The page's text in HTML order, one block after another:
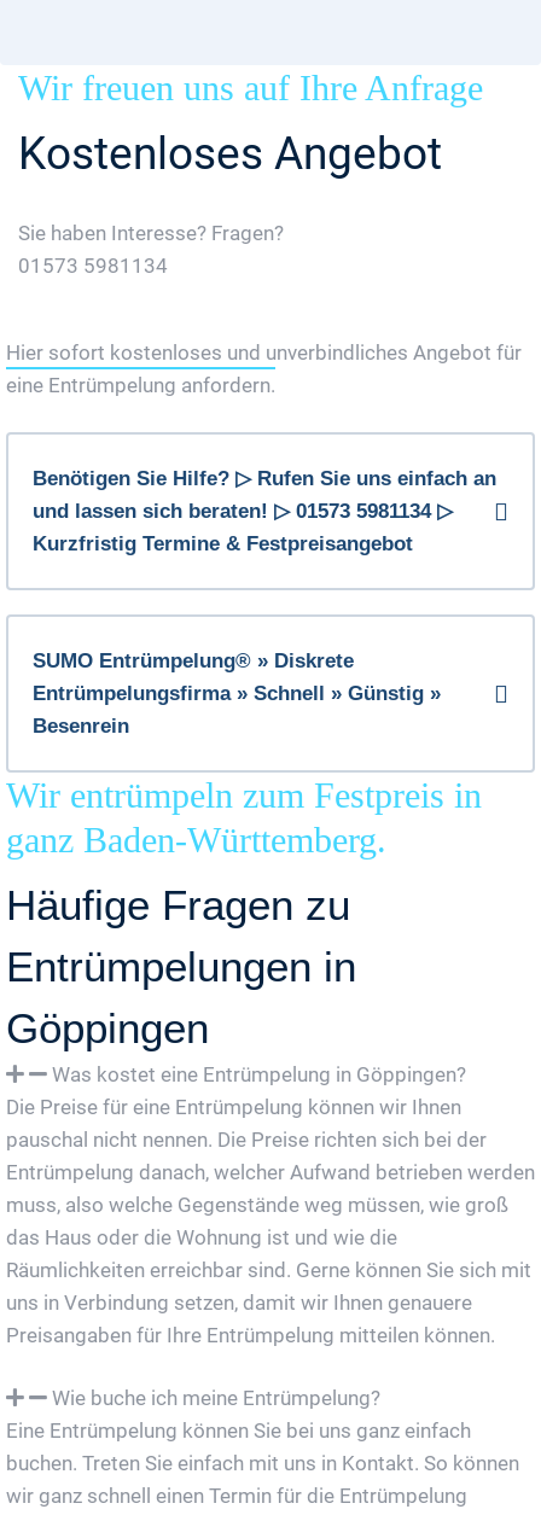
Wir freuen uns auf Ihre Anfrage
Kostenloses Angebot
Sie haben Interesse? Fragen?
01573 5981134
Hier sofort kostenloses und unverbindliches Angebot für
eine Entrümpelung anfordern.
Benötigen Sie Hilfe? ▷ Rufen Sie uns einfach an
und lassen sich beraten! ▷ 01573 5981134 ▷
Kurzfristig Termine & Festpreisangebot
SUMO Entrümpelung® » Diskrete
Entrümpelungsfirma » Schnell » Günstig »
Besenrein
Wir entrümpeln zum Festpreis in
ganz Baden-Württemberg.
Häufige Fragen zu
Entrümpelungen in
Göppingen
Was kostet eine Entrümpelung in Göppingen?
Die Preise für eine Entrümpelung können wir Ihnen
pauschal nicht nennen. Die Preise richten sich bei der
Entrümpelung danach, welcher Aufwand betrieben werden
muss, also welche Gegenstände weg müssen, wie groß
das Haus oder die Wohnung ist und wie die
Räumlichkeiten erreichbar sind. Gerne können Sie sich mit
uns in Verbindung setzen, damit wir Ihnen genauere
Preisangaben für Ihre Entrümpelung mitteilen können.
Wie buche ich meine Entrümpelung?
Eine Entrümpelung können Sie bei uns ganz einfach
buchen. Treten Sie einfach mit uns in Kontakt. So können
wir ganz schnell einen Termin für die Entrümpelung